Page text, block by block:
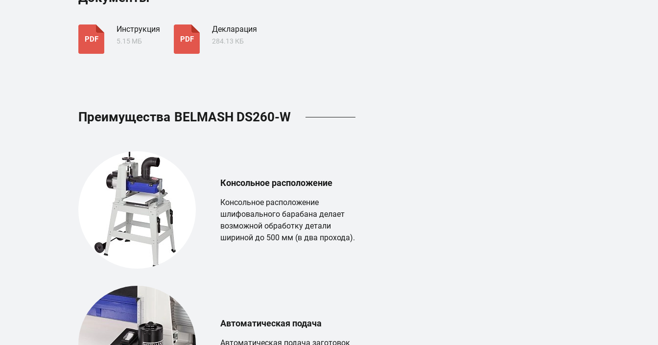
PDF
Инструкция
5.15 МБ PDF
Декларация
284.13 КБ
Преимущества BELMASH DS260-W
Консольное расположение
Консольное расположение
шлифовального барабана делает
возможной обработку детали
шириной до 500 мм (в два прохода).
Автоматическая подача
Автоматическая подача заготовок